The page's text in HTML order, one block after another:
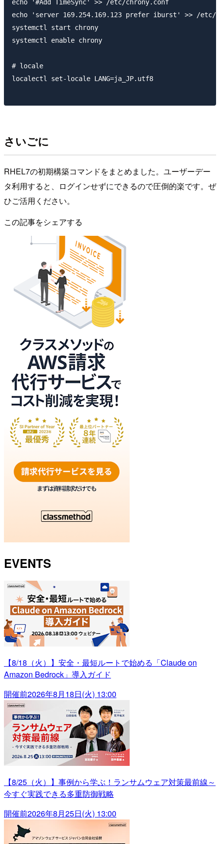
echo '#Add TimeSync' >> /etc/chrony.conf
echo 'server 169.254.169.123 prefer iburst' >> /etc/
systemctl start chrony
systemctl enable chrony
# locale
localectl set-locale LANG=ja_JP.utf8
さいごに
RHEL7の初期構築コマンドをまとめました。ユーザーデー
タ利用すると、ログインせずにできるので圧倒的楽です。ぜ
ひご活用ください。
この記事をシェアする
EVENTS
【8/18（火）】安全・最短ルートで始める「Claude on
Amazon Bedrock」導入ガイド
開催前2026年8月18日(火) 13:00
【8/25（火）】事例から学ぶ！ランサムウェア対策最前線～
今すぐ実践できる多重防御戦略
開催前2026年8月25日(火) 13:00